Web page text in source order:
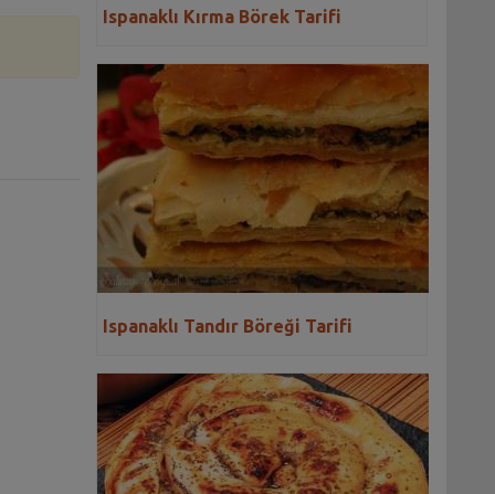
Ispanaklı Kırma Börek Tarifi
Ispanaklı Tandır Böreği Tarifi